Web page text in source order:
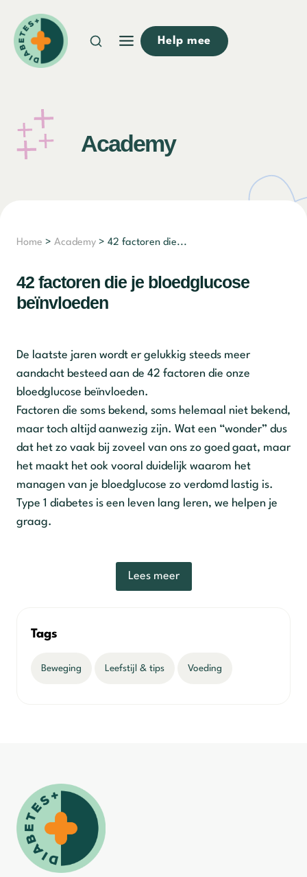
naar
inhoud
Help mee
Academy
Home > Academy > 42 factoren die...
42 factoren die je bloedglucose
beïnvloeden
De laatste jaren wordt er gelukkig steeds meer
aandacht besteed aan de 42 factoren die onze
bloedglucose beïnvloeden.
Factoren die soms bekend, soms helemaal niet bekend,
maar toch altijd aanwezig zijn. Wat een “wonder” dus
dat het zo vaak bij zoveel van ons zo goed gaat, maar
het maakt het ook vooral duidelijk waarom het
managen van je bloedglucose zo verdomd lastig is.
Type 1 diabetes is een leven lang leren, we helpen je
graag.
Lees meer
Tags
Beweging Leefstijl & tips Voeding